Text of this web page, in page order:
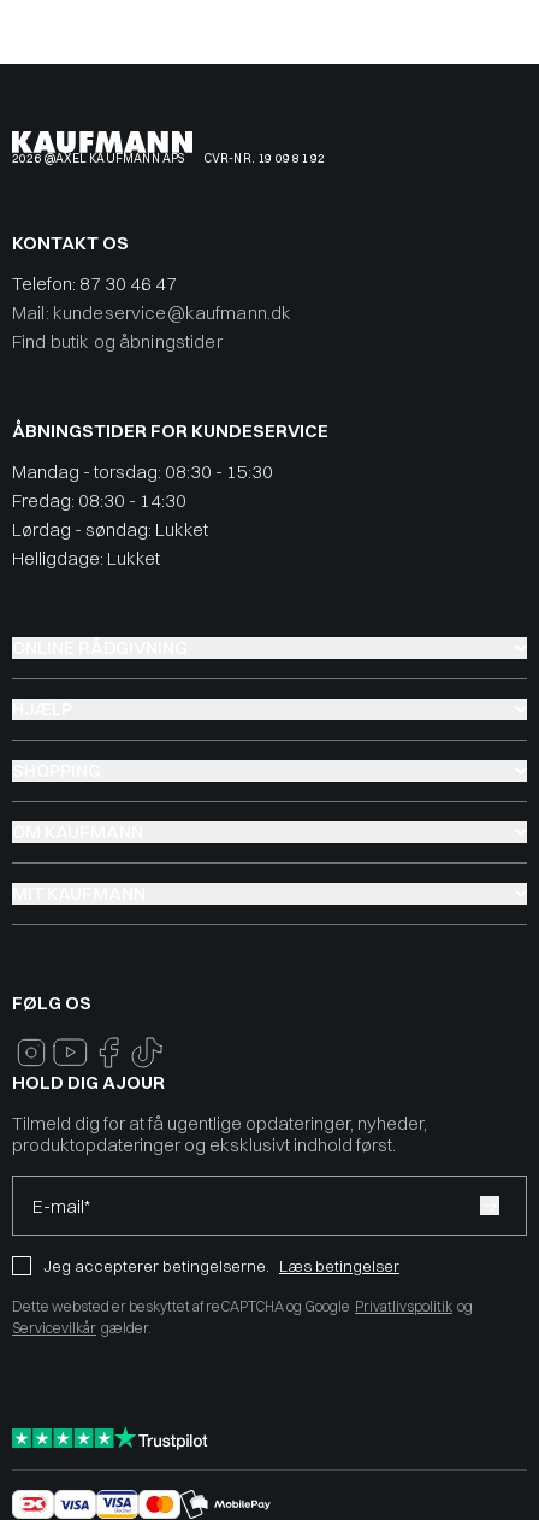
2026 @AXEL KAUFMANN APS CVR-NR. 19 09 81 92
KONTAKT OS
Telefon: 87 30 46 47
Mail: kundeservice@kaufmann.dk
Find butik og åbningstider
ÅBNINGSTIDER FOR KUNDESERVICE
Mandag - torsdag: 08:30 - 15:30
Fredag: 08:30 - 14:30
Lørdag - søndag: Lukket
Helligdage: Lukket
FØLG OS
HOLD DIG AJOUR
Tilmeld dig for at få ugentlige opdateringer, nyheder,
produktopdateringer og eksklusivt indhold først.
E-mail*
Jeg accepterer betingelserne. Læs betingelser
Dette websted er beskyttet af reCAPTCHA og Google Privatlivspolitik og
Servicevilkår gælder.